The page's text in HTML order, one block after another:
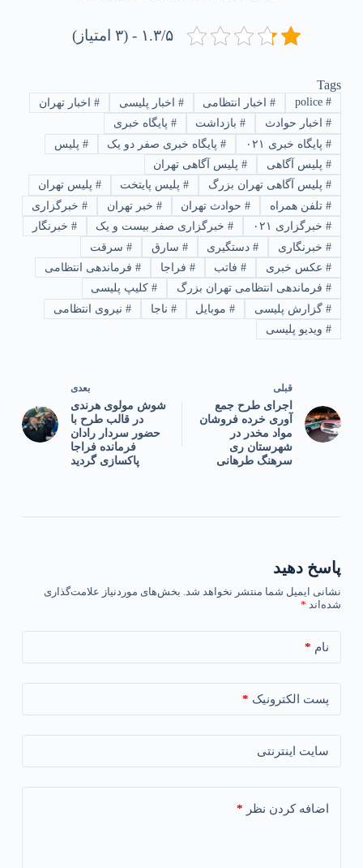
۱.۳/۵ - (۳ امتیاز)
Tags
#
police
#اخبار انتظامی # اخبار پلیسی # اخبار تهران
#اخبار حوادث #بازداشت # پایگاه خبری
#پایگاه خبری ۰۲۱ #پایگاه خبری صفر دو یک # پلیس
#پلیس آگاهی #پلیس آگاهی تهران
#پلیس آگاهی تهران بزرگ #پلیس پایتخت # پلیس تهران
#تلفن همراه #حوادث تهران # خبر تهران # خبرگزاری
#خبرگزاری ۰۲۱ #خبرگزاری صفر بیست و یک # خبرنگار
#خبرنگاری #دستگیری # سارق # سرقت
#عکس خبری #فاتب # فراجا # فرماندهی انتظامی
#فرماندهی انتظامی تهران بزرگ #کلیپ پلیسی
#گزارش پلیسی #موبایل # ناجا # نیروی انتظامی
#ویدیو پلیسی
قبلی
اجرای طرح جمع
آوری خرده فروشان
مواد مخدر در
شهرستان ری
سرهنگ طرهانی
بعدی
شوش مولوی هرندی
در قالب طرح با
حضور سردار رادان
فرمانده فراجا
پاکسازی گردید
پاسخ دهید
نشانی ایمیل شما منتشر نخواهد شد. بخش‌های موردنیاز علامت‌گذاری
شده‌اند *
نام *
پست الکترونیک *
سایت اینترنتی
اضافه کردن نظر *